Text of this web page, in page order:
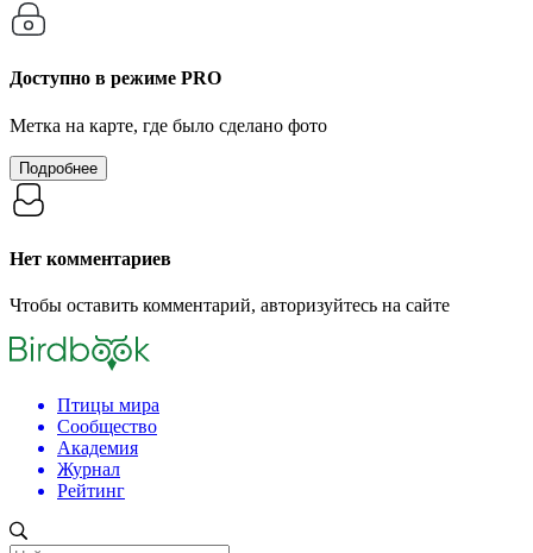
Доступно в режиме PRO
Метка на карте, где было сделано фото
Подробнее
Нет комментариев
Чтобы оставить комментарий, авторизуйтесь на сайте
Птицы мира
Сообщество
Академия
Журнал
Рейтинг